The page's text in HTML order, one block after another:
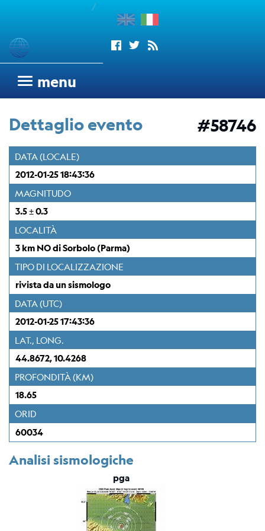
/
menu
Sismogrammi
sismometrica
OGS
Rete
Sismometrica
Italo-
Argentina
dell'OGS
Wood
Anderson
Trieste
Stazione
Everest
EvK2-
CNR
(EVN)
Rete
sismometrica
Per
sismologi
Dettaglio evento #58746
DATA (LOCALE)
2012-01-25 18:43:36
MAGNITUDO
3.5 ± 0.3
LOCALITÀ
3 km NO di Sorbolo (Parma)
TIPO DI LOCALIZZAZIONE
rivista da un sismologo
DATA (UTC)
2012-01-25 17:43:36
LAT., LONG.
44.8672, 10.4268
PROFONDITÀ (KM)
18.65
ORID
60034
Analisi sismologiche
pga